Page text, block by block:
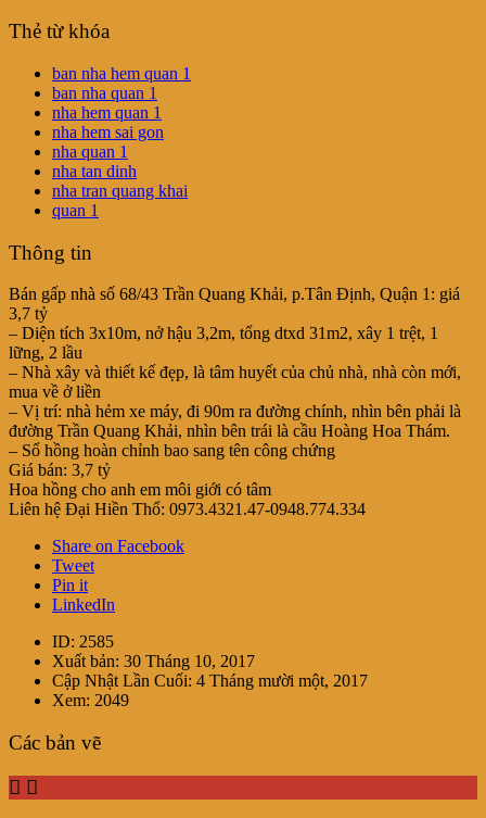
Thẻ từ khóa
ban nha hem quan 1
ban nha quan 1
nha hem quan 1
nha hem sai gon
nha quan 1
nha tan dinh
nha tran quang khai
quan 1
Thông tin
Bán gấp nhà số 68/43 Trần Quang Khải, p.Tân Định, Quận 1: giá
3,7 tỷ
– Diện tích 3x10m, nở hậu 3,2m, tổng dtxd 31m2, xây 1 trệt, 1
lững, 2 lầu
– Nhà xây và thiết kế đẹp, là tâm huyết của chủ nhà, nhà còn mới,
mua về ở liền
– Vị trí: nhà hẻm xe máy, đi 90m ra đường chính, nhìn bên phải là
đường Trần Quang Khải, nhìn bên trái là cầu Hoàng Hoa Thám.
– Sổ hồng hoàn chỉnh bao sang tên công chứng
Giá bán: 3,7 tỷ
Hoa hồng cho anh em môi giới có tâm
Liên hệ Đại Hiền Thổ: 0973.4321.47-0948.774.334
Share on Facebook
Tweet
Pin it
LinkedIn
ID: 2585
Xuất bản: 30 Tháng 10, 2017
Cập Nhật Lần Cuối: 4 Tháng mười một, 2017
Xem: 2049
Các bản vẽ